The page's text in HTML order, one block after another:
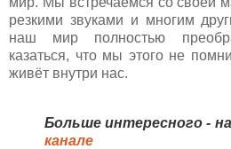
резкими звуками и многим
наш мир полностью
казаться, что мы этого не
живёт внутри нас.
Больше интересного -
канале